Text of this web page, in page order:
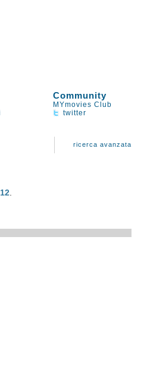
Community
MYmovies Club
twitter
ricerca avanzata